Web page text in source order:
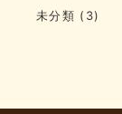
未分類 (3)